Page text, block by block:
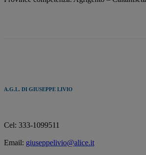
A.G.L. DI GIUSEPPE LIVIO
Cel: 333-1099511
Email: giuseppelivio@alice.it